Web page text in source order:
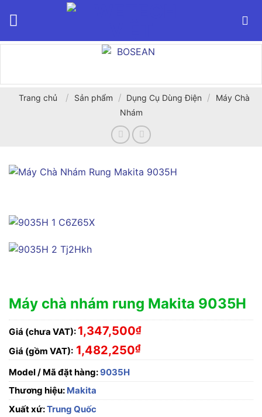
Trang chủ / Sản phẩm / Dụng Cụ Dùng Điện /
Máy Chà
Nhám
Máy chà nhám rung Makita 9035H
Giá (chưa VAT): 1,347,500₫
Giá (gồm VAT): 1,482,250₫
Model / Mã đặt hàng:9035H
Thương hiệu: Makita
Xuất xứ:Trung Quốc